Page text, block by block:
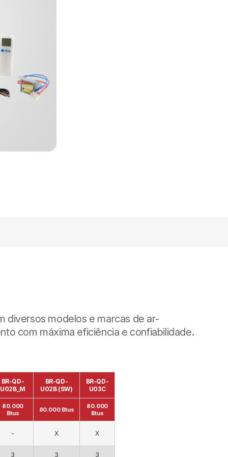
diversos modelos e marcas de ar-
com máxima eficiência e confiabilidade.
BR-QD-
U02B_M
BR-QD-
U02B (SW)
BR-QD-
U03C
80.000
Btus
80.000 Btus
80.000
Btus
- X X
3 3 3